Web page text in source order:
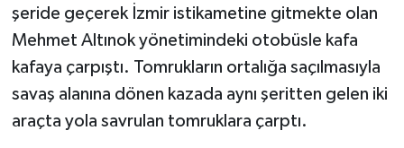
şeride geçerek İzmir istikametine gitmekte olan
Mehmet Altınok yönetimindeki otobüsle kafa
kafaya çarpıştı. Tomrukların ortalığa saçılmasıyla
savaş alanına dönen kazada aynı şeritten gelen iki
araçta yola savrulan tomruklara çarptı.